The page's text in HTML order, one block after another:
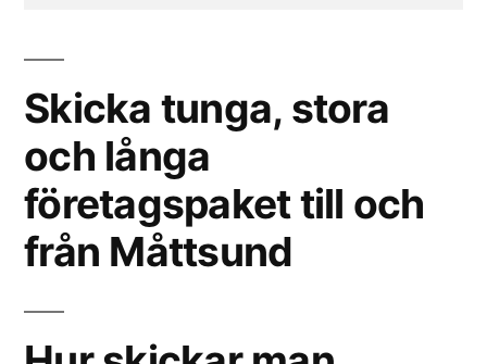
Skicka tunga, stora
och långa
företagspaket till och
från Måttsund